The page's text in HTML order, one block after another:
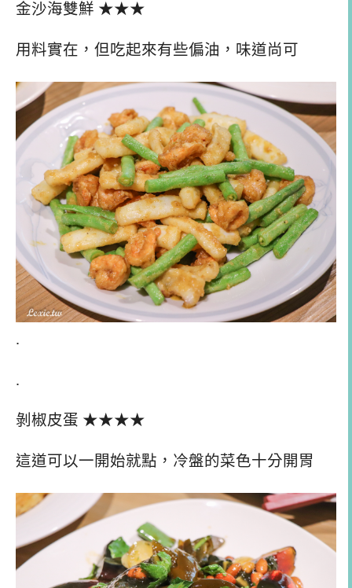
金沙海雙鮮 ★★★
用料實在，但吃起來有些偏油，味道尚可
.
.
剝椒皮蛋 ★★★★
這道可以一開始就點，冷盤的菜色十分開胃